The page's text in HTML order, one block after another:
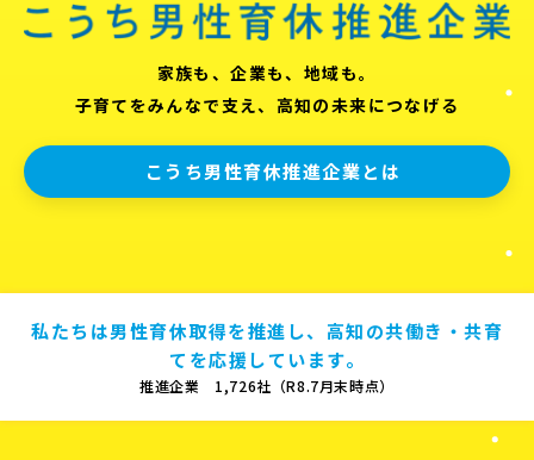
家族も、企業も、地域も。
子育てをみんなで支え、高知の未来につなげる
こうち男性育休推進企業とは
私たちは男性育休取得を推進し、高知の共働き・共育
てを応援しています。
推進企業 1,726社（R8.7月末時点）